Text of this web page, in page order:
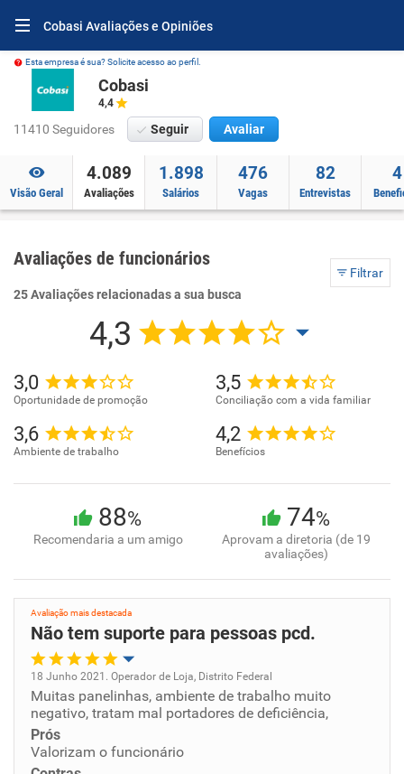
Cobasi Avaliações e Opiniões
Esta empresa é sua? Solicite acesso ao perfil.
Cobasi
4,4
11410 Seguidores Seguir Avaliar
Visão Geral
4.089
Avaliações
1.898
Salários
476
Vagas
82
Entrevistas
4
Avaliações de funcionários
Filtrar
25 Avaliações relacionadas a sua busca
4,3
3,0
Oportunidade de promoção
3,5
Conciliação com a vida familiar
3,6
Ambiente de trabalho
4,2
Benefícios
88%
Recomendaria a um amigo
74%
Aprovam a diretoria (de 19
avaliações)
Avaliação mais destacada
Não tem suporte para pessoas pcd.
Oportunidade de promoção
Ambiente de trabalho
18 Junho 2021. Operador de Loja, Distrito Federal
Muitas panelinhas, ambiente de trabalho muito
negativo, tratam mal portadores de deficiência,
Prós
Valorizam o funcionário